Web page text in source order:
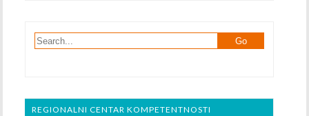
REGIONALNI CENTAR KOMPETENTNOSTI